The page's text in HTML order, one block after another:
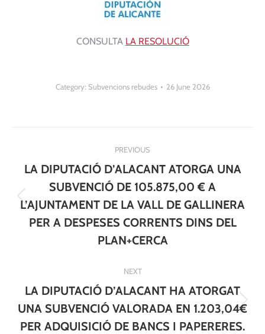
CONSULTA LA RESOLUCIÓ
Category: Subvencions rebudes 26 June 2026
navigation
PREVIOUS
Previous
post:
LA DIPUTACIÓ D’ALACANT ATORGA UNA
SUBVENCIÓ DE 105.875,00 € A
L’AJUNTAMENT DE LA VALL DE GALLINERA
PER A DESPESES CORRENTS DINS DEL
PLAN+CERCA
NEXT
Next
post:
LA DIPUTACIÓ D’ALACANT HA ATORGAT
UNA SUBVENCIÓ VALORADA EN 1.203,04€
PER ADQUISICIÓ DE BANCS I PAPERERES.